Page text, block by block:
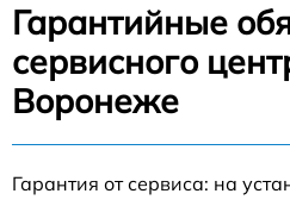
Гарантийные
сервисного
Воронеже
Гарантия от сервиса: на